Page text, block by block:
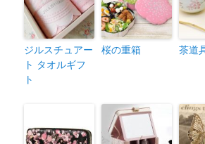
ジルスチュアー
ト タオルギフ
ト
桜の重箱 茶道